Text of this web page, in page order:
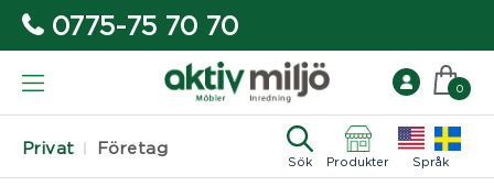
0775-75 70 70
Privat Företag
Sök Produkter Språk
0